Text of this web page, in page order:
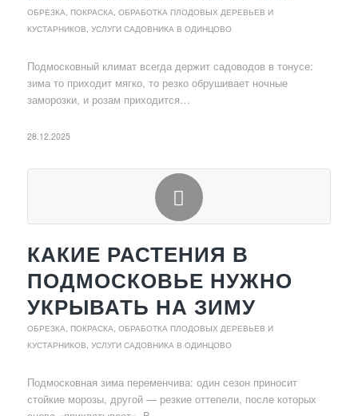
ОБРЕЗКА, ПОКРАСКА, ОБРАБОТКА ПЛОДОВЫХ ДЕРЕВЬЕВ И
КУСТАРНИКОВ УСЛУГИ САДОВНИКА В ОДИНЦОВО
Подмосковный климат всегда держит садоводов в тонусе:
зима то приходит мягко, то резко обрушивает ночные
заморозки, и розам приходится…
28.12.2025
КАКИЕ РАСТЕНИЯ В
ПОДМОСКОВЬЕ НУЖНО
УКРЫВАТЬ НА ЗИМУ
ОБРЕЗКА, ПОКРАСКА, ОБРАБОТКА ПЛОДОВЫХ ДЕРЕВЬЕВ И
КУСТАРНИКОВ УСЛУГИ САДОВНИКА В ОДИНЦОВО
Подмосковная зима переменчива: один сезон приносит
стойкие морозы, другой — резкие оттепели, после которых